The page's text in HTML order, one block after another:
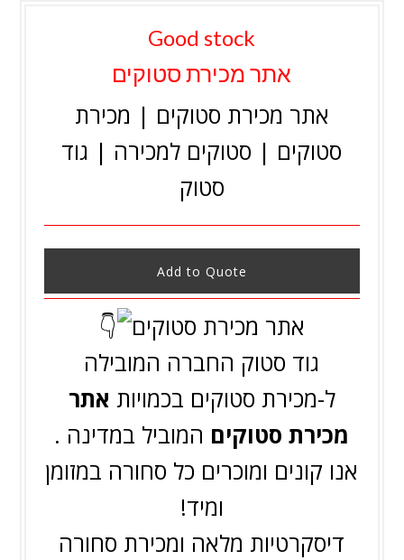
Good stock
אתר מכירת סטוקים
אתר מכירת סטוקים | מכירת
סטוקים | סטוקים למכירה | גוד
סטוק
Add to Quote
אתר מכירת סטוקים
גוד סטוק החברה המובילה
ל-מכירת סטוקים בכמויות אתר
מכירת סטוקים המוביל במדינה .
אנו קונים ומוכרים כל סחורה במזומן
ומיד!
דיסקרטיות מלאה ומכירת סחורה